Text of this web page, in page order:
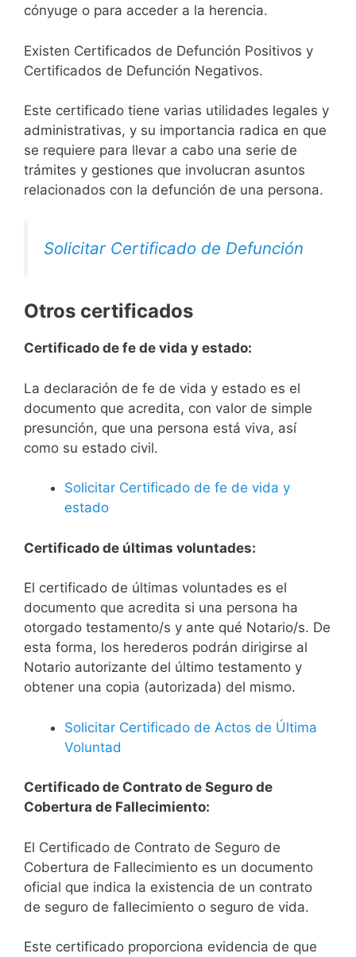
cónyuge o para acceder a la herencia.
Existen Certificados de Defunción Positivos y
Certificados de Defunción Negativos.
Este certificado tiene varias utilidades legales y
administrativas, y su importancia radica en que
se requiere para llevar a cabo una serie de
trámites y gestiones que involucran asuntos
relacionados con la defunción de una persona.
Solicitar Certificado de Defunción
Otros certificados
Certificado de fe de vida y estado:
La declaración de fe de vida y estado es el
documento que acredita, con valor de simple
presunción, que una persona está viva, así
como su estado civil.
Solicitar Certificado de fe de vida y
estado
Certificado de últimas voluntades:
El certificado de últimas voluntades es el
documento que acredita si una persona ha
otorgado testamento/s y ante qué Notario/s. De
esta forma, los herederos podrán dirigirse al
Notario autorizante del último testamento y
obtener una copia (autorizada) del mismo.
Solicitar Certificado de Actos de Última
Voluntad
Certificado de Contrato de Seguro de
Cobertura de Fallecimiento:
El Certificado de Contrato de Seguro de
Cobertura de Fallecimiento es un documento
oficial que indica la existencia de un contrato
de seguro de fallecimiento o seguro de vida.
Este certificado proporciona evidencia de que